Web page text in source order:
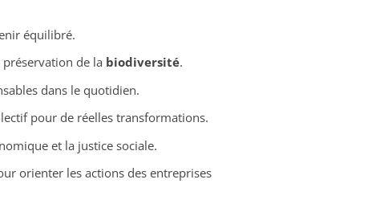
équilibré.
de la biodiversité.
dans le quotidien.
pour de réelles transformations.
et la justice sociale.
orienter les actions des entreprises